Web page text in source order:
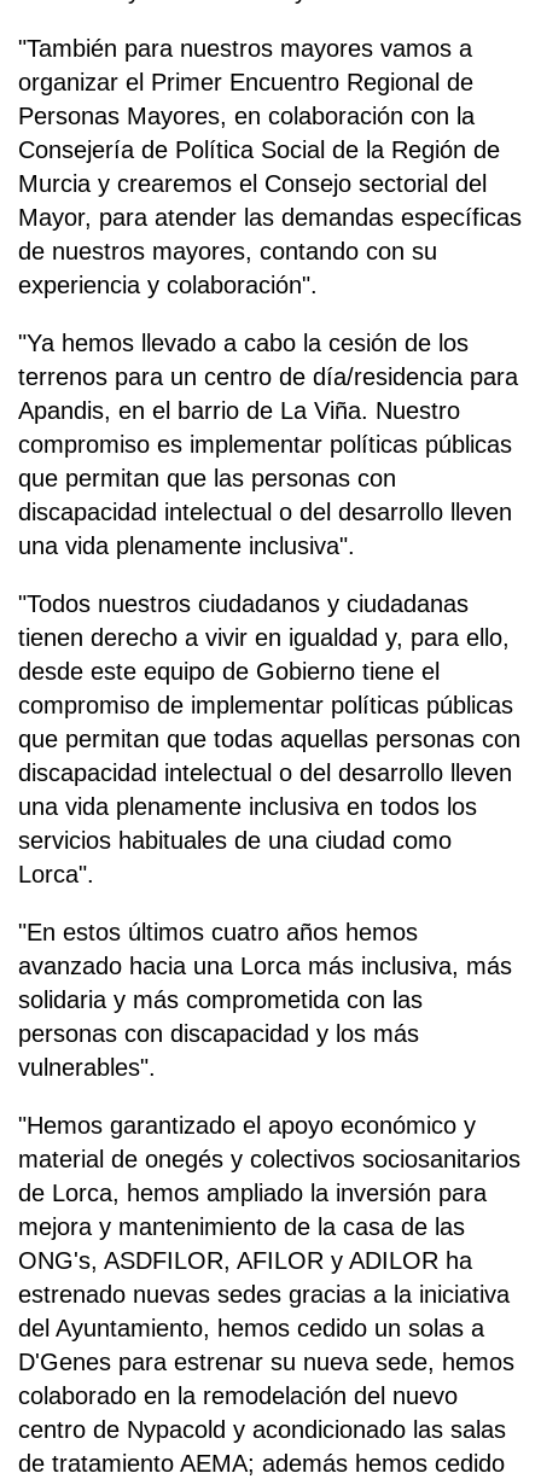
"También para nuestros mayores vamos a
organizar el Primer Encuentro Regional de
Personas Mayores, en colaboración con la
Consejería de Política Social de la Región de
Murcia y crearemos el Consejo sectorial del
Mayor, para atender las demandas específicas
de nuestros mayores, contando con su
experiencia y colaboración".
"Ya hemos llevado a cabo la cesión de los
terrenos para un centro de día/residencia para
Apandis, en el barrio de La Viña. Nuestro
compromiso es implementar políticas públicas
que permitan que las personas con
discapacidad intelectual o del desarrollo lleven
una vida plenamente inclusiva".
"Todos nuestros ciudadanos y ciudadanas
tienen derecho a vivir en igualdad y, para ello,
desde este equipo de Gobierno tiene el
compromiso de implementar políticas públicas
que permitan que todas aquellas personas con
discapacidad intelectual o del desarrollo lleven
una vida plenamente inclusiva en todos los
servicios habituales de una ciudad como
Lorca".
"En estos últimos cuatro años hemos
avanzado hacia una Lorca más inclusiva, más
solidaria y más comprometida con las
personas con discapacidad y los más
vulnerables".
"Hemos garantizado el apoyo económico y
material de onegés y colectivos sociosanitarios
de Lorca, hemos ampliado la inversión para
mejora y mantenimiento de la casa de las
ONG's, ASDFILOR, AFILOR y ADILOR ha
estrenado nuevas sedes gracias a la iniciativa
del Ayuntamiento, hemos cedido un solas a
D'Genes para estrenar su nueva sede, hemos
colaborado en la remodelación del nuevo
centro de Nypacold y acondicionado las salas
de tratamiento AEMA; además hemos cedido